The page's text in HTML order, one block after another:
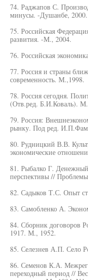
74. Раджапов С.
минусы. -Душанбе, 2000.
75. Российская
развития. -М., 2004.
76. Российская
77. Россия и страны
современность. М.,1998.
78. Россия сегодня.
(Отв.ред. Б.И.Коваль).
79. Россия:
рынку. Под ред.
80. Рудницкий В.В.
экономические
81. Рыбалко Г.
перспективы //
82. Садыков Т.С. Опыт
83. Самобленко А.
84. Сборник договоров
1917. М., 1952.
85. Селезнев А.П. Село
86. Семенов К.А.
переходный период //